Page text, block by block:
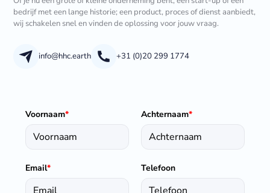
bedrijf met een lange historie; een product, proces of dienst aanbiedt,
wij schakelen snel en vinden de oplossing voor jouw vraag.
info@hhc.earth +31 (0)20 299 1774
Voornaam* Achternaam*
Email* Telefoon